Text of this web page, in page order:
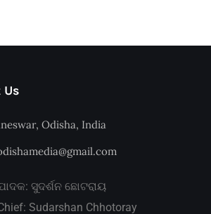
Us
Odisha, India
ସୁଦର୍ଶନ ଛୋଟରାୟ
Sudarshan Chhotoray